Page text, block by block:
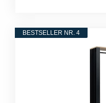
BESTSELLER NR. 4